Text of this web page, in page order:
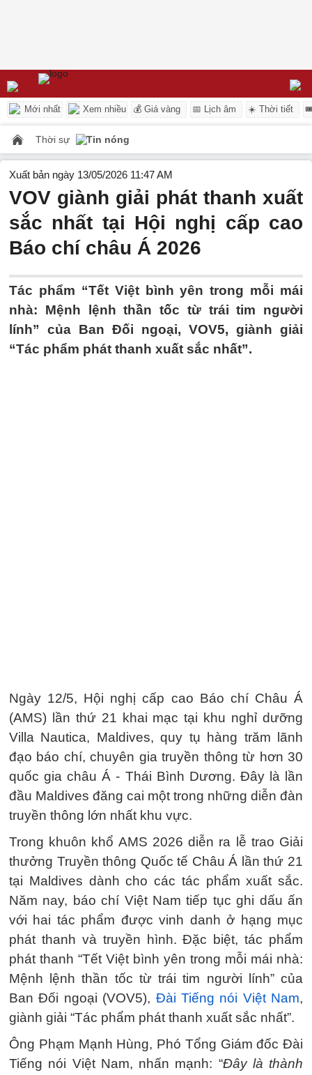
Mới nhất Xem nhiều 💰 Giá vàng 📅 Lịch âm ☀️ Thời tiết
Thời sự Tin nóng
Xuất bản ngày 13/05/2026 11:47 AM
VOV giành giải phát thanh xuất
sắc nhất tại Hội nghị cấp cao
Báo chí châu Á 2026
Tác phẩm “Tết Việt bình yên trong mỗi mái
nhà: Mệnh lệnh thần tốc từ trái tim người
lính” của Ban Đối ngoại, VOV5, giành giải
“Tác phẩm phát thanh xuất sắc nhất”.
Ngày 12/5, Hội nghị cấp cao Báo chí Châu Á
(AMS) lần thứ 21 khai mạc tại khu nghỉ dưỡng
Villa Nautica, Maldives, quy tụ hàng trăm lãnh
đạo báo chí, chuyên gia truyền thông từ hơn 30
quốc gia châu Á - Thái Bình Dương. Đây là lần
đầu Maldives đăng cai một trong những diễn đàn
truyền thông lớn nhất khu vực.
Trong khuôn khổ AMS 2026 diễn ra lễ trao Giải
thưởng Truyền thông Quốc tế Châu Á lần thứ 21
tại Maldives dành cho các tác phẩm xuất sắc.
Năm nay, báo chí Việt Nam tiếp tục ghi dấu ấn
với hai tác phẩm được vinh danh ở hạng mục
phát thanh và truyền hình. Đặc biệt, tác phẩm
phát thanh “Tết Việt bình yên trong mỗi mái nhà:
Mệnh lệnh thần tốc từ trái tim người lính” của
Ban Đối ngoại (VOV5), Đài Tiếng nói Việt Nam,
giành giải “Tác phẩm phát thanh xuất sắc nhất”.
Ông Phạm Mạnh Hùng, Phó Tổng Giám đốc Đài
Tiếng nói Việt Nam, nhấn mạnh: “Đây là thành